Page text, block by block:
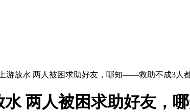
游放水 两人被困求助好友，哪知——救助不成3人
水 两人被困求助好友，